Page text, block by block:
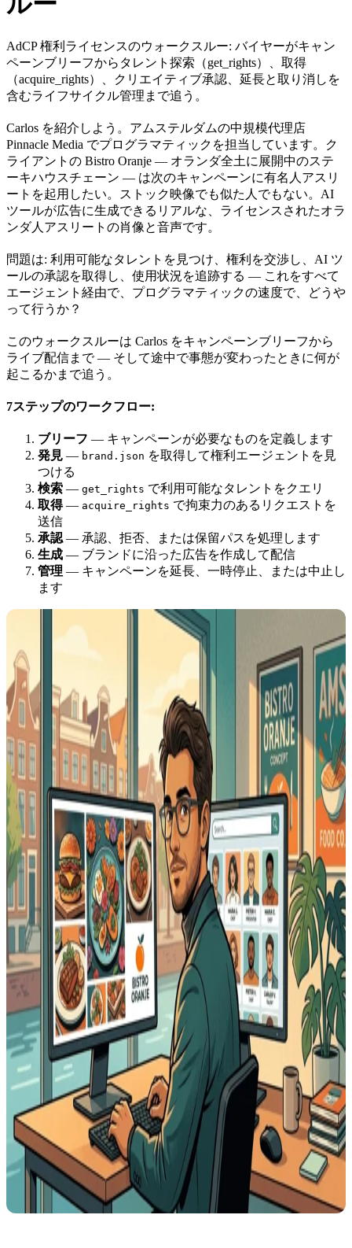
AdCP 権利ライセンスのウォークスルー: バイヤーがキャン
ペーンブリーフからタレント探索（get_rights）、取得
（acquire_rights）、クリエイティブ承認、延長と取り消しを
含むライフサイクル管理まで追う。
Carlos を紹介しよう。アムステルダムの中規模代理店
Pinnacle Media でプログラマティックを担当しています。ク
ライアントの Bistro Oranje — オランダ全土に展開中のステ
ーキハウスチェーン — は次のキャンペーンに有名人アスリ
ートを起用したい。ストック映像でも似た人でもない。AI
ツールが広告に生成できるリアルな、ライセンスされたオラ
ンダ人アスリートの肖像と音声です。
問題は: 利用可能なタレントを見つけ、権利を交渉し、AI ツ
ールの承認を取得し、使用状況を追跡する — これをすべて
エージェント経由で、プログラマティックの速度で、どうや
って行うか？
このウォークスルーは Carlos をキャンペーンブリーフから
ライブ配信まで — そして途中で事態が変わったときに何が
起こるかまで追う。
7ステップのワークフロー:
ブリーフ — キャンペーンが必要なものを定義します
発見 — brand.json を取得して権利エージェントを見
つける
検索 — get_rights で利用可能なタレントをクエリ
取得— acquire_rights で拘束力のあるリクエストを
送信
承認 — 承認、拒否、または保留パスを処理します
生成 — ブランドに沿った広告を作成して配信
管理 — キャンペーンを延長、一時停止、または中止し
ます